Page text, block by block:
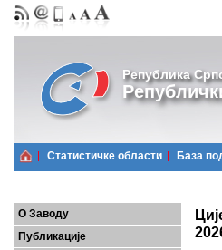
Република
Статистичке области Базa
О Заводу
Публикације